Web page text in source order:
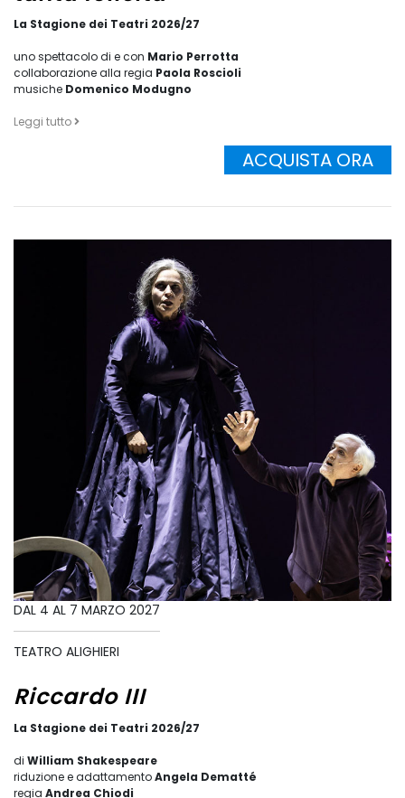
La Stagione dei Teatri 2026/27
uno spettacolo di e con Mario Perrotta
collaborazione alla regia Paola Roscioli
musiche Domenico Modugno
Leggi tutto
ACQUISTA ORA
DAL 4 AL 7 MARZO 2027
TEATRO ALIGHIERI
Riccardo III
La Stagione dei Teatri 2026/27
di William Shakespeare
riduzione e adattamentoAngela Dematté
regia Andrea Chiodi